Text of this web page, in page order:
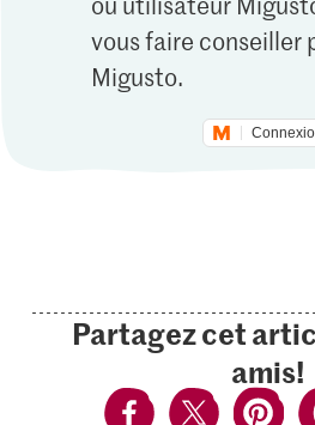
vous faire conseiller
Migusto.
Partagez cet
amis!